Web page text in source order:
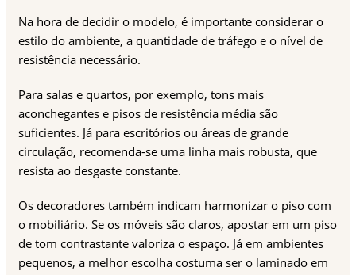
Na hora de decidir o modelo, é importante considerar o
estilo do ambiente, a quantidade de tráfego e o nível de
resistência necessário.
Para salas e quartos, por exemplo, tons mais
aconchegantes e pisos de resistência média são
suficientes. Já para escritórios ou áreas de grande
circulação, recomenda-se uma linha mais robusta, que
resista ao desgaste constante.
Os decoradores também indicam harmonizar o piso com
o mobiliário. Se os móveis são claros, apostar em um piso
de tom contrastante valoriza o espaço. Já em ambientes
pequenos, a melhor escolha costuma ser o laminado em